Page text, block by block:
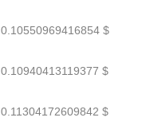
0.10550969416854 $
0.10940413119377 $
0.11304172609842 $